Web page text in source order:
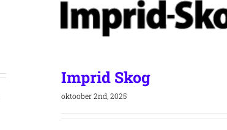
Imprid Skog
oktoober 2nd, 2025